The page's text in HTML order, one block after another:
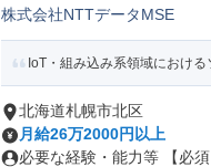
株式会社NTTデータMSE
IoT・組み込み系領域におけ
北海道札幌市北区
月給26万2000円以上
必要な経験・能力等 【必